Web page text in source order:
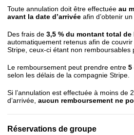
Toute annulation doit être effectuée au
avant la date d’arrivée afin d’obtenir
Des frais de 3,5 % du montant total de
automatiquement retenus afin de
Stripe, ceux-ci étant non remboursables
Le remboursement peut prendre entre 5
selon les délais de la compagnie Stripe.
Si l’annulation est effectuée à moins de
d’arrivée, aucun remboursement ne
Réservations de groupe